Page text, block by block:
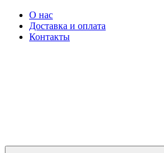
О нас
Доставка и оплата
Контакты